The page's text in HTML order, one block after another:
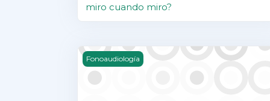
miro cuando miro?
1º- Introducción a la Psicología 2021
Fonoaudiología